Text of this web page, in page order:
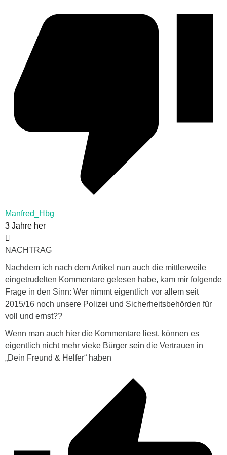
Manfred_Hbg
3 Jahre her
NACHTRAG
Nachdem ich nach dem Artikel nun auch die mittlerweile
eingetrudelten Kommentare gelesen habe, kam mir folgende
Frage in den Sinn: Wer nimmt eigentlich vor allem seit
2015/16 noch unsere Polizei und Sicherheitsbehörden für
voll und ernst??
Wenn man auch hier die Kommentare liest, können es
eigentlich nicht mehr vieke Bürger sein die Vertrauen in
„Dein Freund & Helfer“ haben